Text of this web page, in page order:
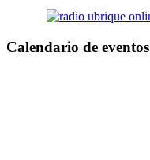
Calendario de eventos